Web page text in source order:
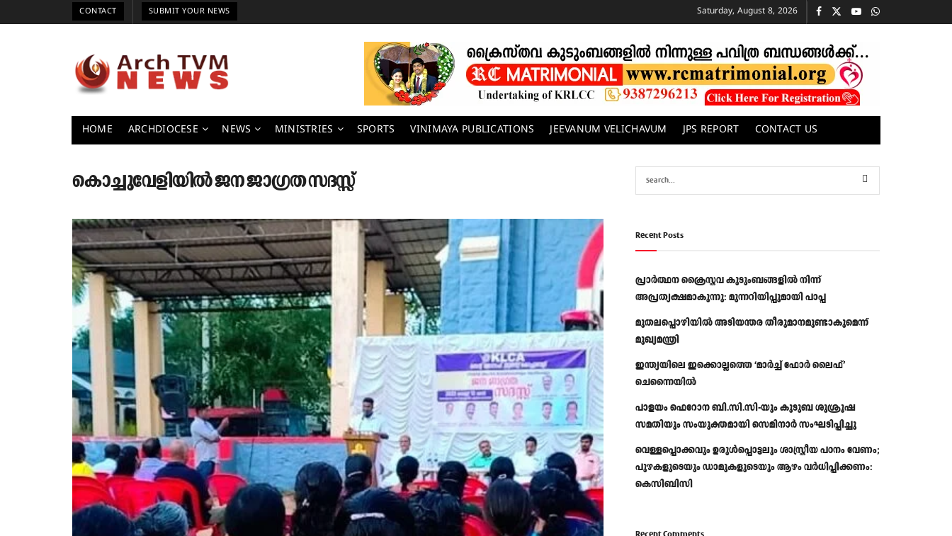
CONTACT SUBMIT YOUR NEWS Saturday, August 8, 2026
HOME ARCHDIOCESE NEWS MINISTRIES SPORTS VINIMAYA PUBLICATIONS JEEVANUM VELICHAVUM JPS REPORT CONTACT US
കൊച്ചുവേളിയിൽ ജന ജാഗ്രത സദസ്സ്
Recent Posts
പ്രാര്‍ത്ഥന ക്രൈസ്തവ കുടുംബങ്ങളില്‍ നിന്ന്
അപ്രത്യക്ഷമാകുന്നു: മുന്നറിയിപ്പുമായി പാപ്പ
മുതലപ്പൊഴിയിൽ അടിയന്തര തീരുമാനമുണ്ടാകുമെന്ന്
മുഖ്യമന്ത്രി
ഇന്ത്യയിലെ ഇക്കൊല്ലത്തെ ‘മാർച്ച് ഫോർ ലൈഫ്’
ചെന്നൈയിൽ
പാളയം ഫെറോന ബി.സി.സി-യും കുടുബ ശുശ്രൂഷ
സമതിയും സംയുക്തമായി സെമിനാർ സംഘടിപ്പിച്ചു
വെള്ളപ്പൊക്കവും ഉരുള്‍പ്പൊട്ടലും ശാസ്ത്രീയ പഠനം വേണം;
പുഴകളുടെയും ഡാമുകളുടെയും ആഴം വര്‍ധിപ്പിക്കണം:
കെസിബിസി